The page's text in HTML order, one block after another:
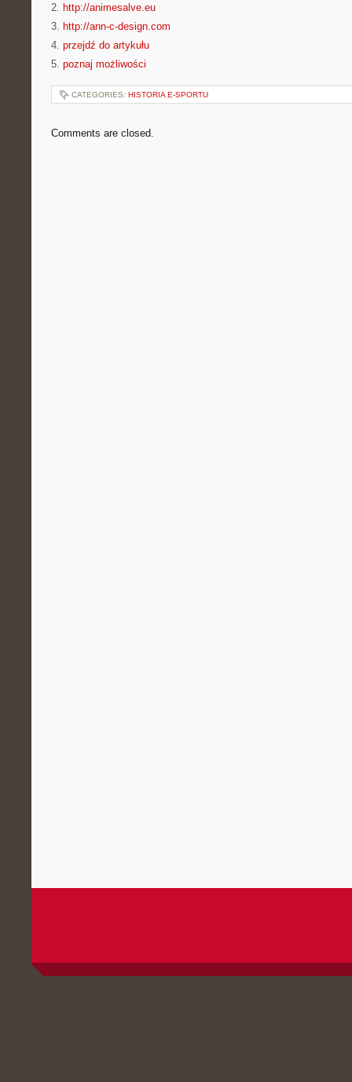
2. http://animesalve.eu
3. http://ann-c-design.com
4. przejdź do artykułu
5. poznaj możliwości
CATEGORIES: HISTORIA E-SPORTU
Comments are closed.